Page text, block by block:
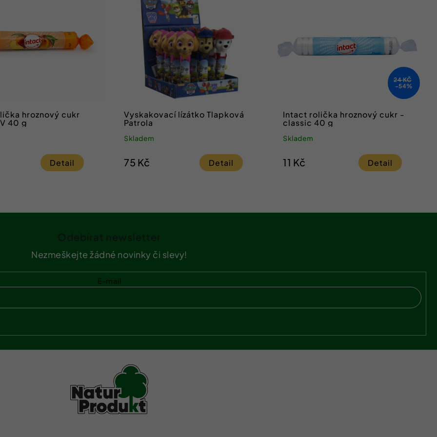
hroznový cukr
BROSKEV 40 g
Detail
Vyskakovací lízátko Tlapková
Patrola
Skladem
75 Kč Detail
24 KČ
-54%
Intact rolička hroznový cukr -
classic 40 g
Skladem
11 Kč Detail
Odebírat newsletter
Nezmeškejte žádné novinky či slevy!
E-mail